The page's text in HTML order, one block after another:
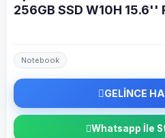
256GB SSD W10H
Notebook
GELİNCE
Whatsapp İle